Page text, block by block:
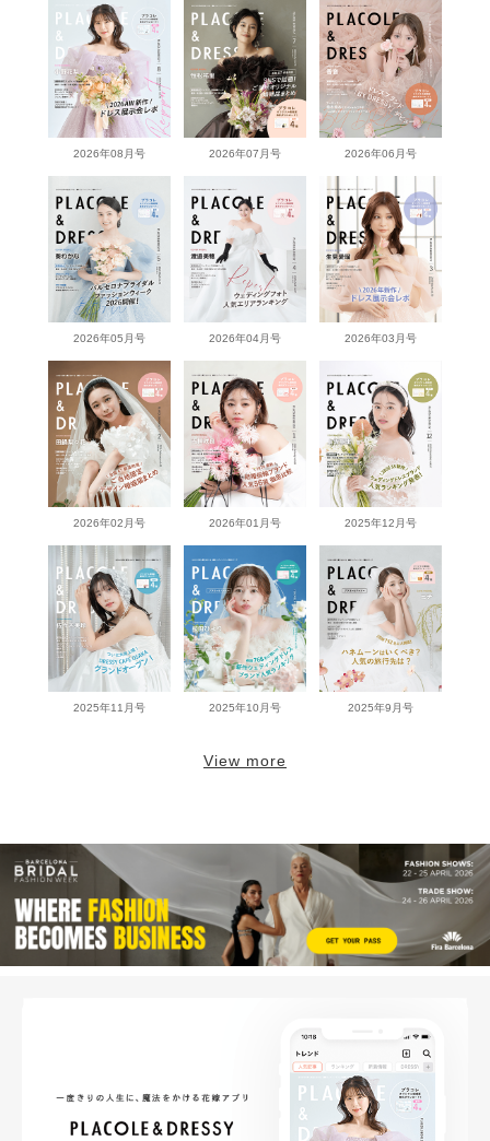
2026年08月号 2026年07月号 2026年06月号
2026年05月号 2026年04月号 2026年03月号
2026年02月号 2026年01月号 2025年12月号
2025年11月号 2025年10月号 2025年9月号
View more